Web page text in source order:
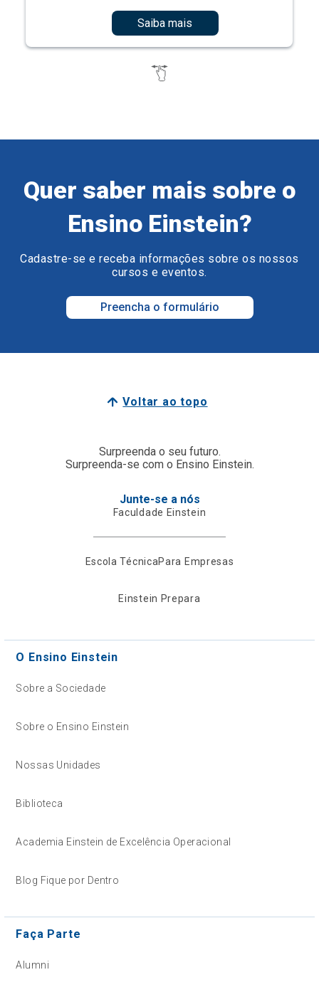
Saiba mais
Quer saber mais sobre o
Ensino Einstein?
Cadastre-se e receba informações sobre os nossos
cursos e eventos.
Preencha o formulário
Voltar ao topo
Surpreenda o seu futuro.
Surpreenda-se com o Ensino Einstein.
Junte-se a nós
Faculdade Einstein
Escola TécnicaPara Empresas
Einstein Prepara
O Ensino Einstein
Sobre a Sociedade
Sobre o Ensino Einstein
Nossas Unidades
Biblioteca
Academia Einstein de Excelência Operacional
Blog Fique por Dentro
Faça Parte
Alumni